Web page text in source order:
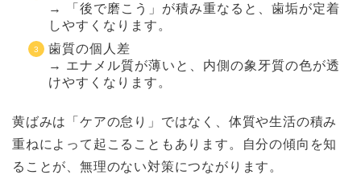
→ 「後で磨こう」が積み重なると、歯垢が定着
しやすくなります。
歯質の個人差
→ エナメル質が薄いと、内側の象牙質の色が透
けやすくなります。
黄ばみは「ケアの怠り」ではなく、体質や生活の積み
重ねによって起こることもあります。自分の傾向を知
ることが、無理のない対策につながります。